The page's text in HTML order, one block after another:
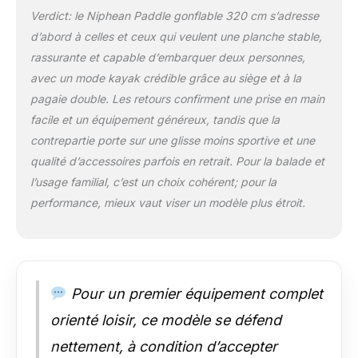
Niphean supporte
le rend idéal pour les
sorties en famille, les
activités parent-
enfant, les balades
entre amis, ou même
pour emmener votre
animal de
compagnie. Conçu
pour convenir à un
large éventail
d’adultes, le paddle
facile et agréable.
【Construction
Premium Pour Une
Utilisation Durable】:
Verdict: le Niphean Paddle gonflable 320 cm s’adresse
d’abord à celles et ceux qui veulent une planche stable,
rassurante et capable d’embarquer deux personnes,
avec un mode kayak crédible grâce au siège et à la
pagaie double. Les retours confirment une prise en main
facile et un équipement généreux, tandis que la
contrepartie porte sur une glisse moins sportive et une
qualité d’accessoires parfois en retrait. Pour la balade et
l’usage familial, c’est un choix cohérent; pour la
performance, mieux vaut viser un modèle plus étroit.
Pour un premier équipement complet
orienté loisir, ce modèle se défend
nettement, à condition d’accepter